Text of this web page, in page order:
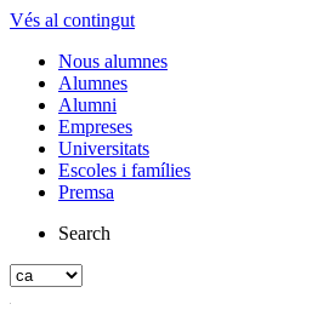
Vés al contingut
Nous alumnes
Alumnes
Alumni
Empreses
Universitats
Escoles i famílies
Premsa
Search